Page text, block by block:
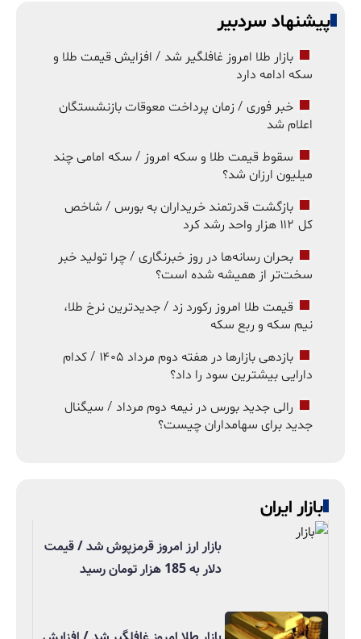
پیشنهاد سردبیر
بازار طلا امروز غافلگیر شد / افزایش قیمت طلا و
سکه ادامه دارد
خبر فوری / زمان پرداخت معوقات بازنشستگان
اعلام شد
سقوط قیمت طلا و سکه امروز / سکه امامی چند
میلیون ارزان شد؟
بازگشت قدرتمند خریداران به بورس / شاخص
کل ۱۱۲ هزار واحد رشد کرد
بحران رسانه‌ها در روز خبرنگاری / چرا تولید خبر
سخت‌تر از همیشه شده است؟
قیمت طلا امروز رکورد زد / جدیدترین نرخ طلا،
نیم سکه و ربع سکه
بازدهی بازارها در هفته دوم مرداد ۱۴۰۵ / کدام
دارایی بیشترین سود را داد؟
رالی جدید بورس در نیمه دوم مرداد / سیگنال
جدید برای سهامداران چیست؟
بازار ایران
بازار ارز امروز قرمزپوش شد / قیمت
دلار به 185 هزار تومان رسید